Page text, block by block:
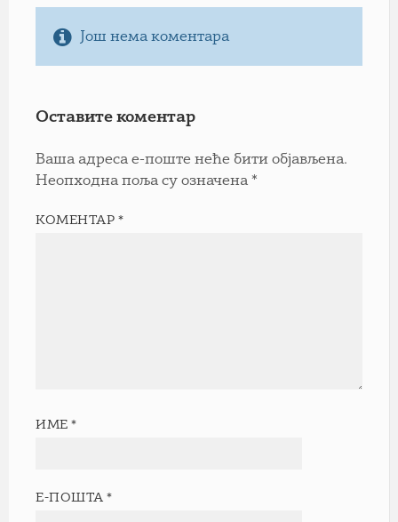
Још нема коментара
Оставите коментар
Ваша адреса е-поште неће бити објављена.
Неопходна поља су означена *
КОМЕНТАР*
ИМЕ*
Е-ПОШТА*